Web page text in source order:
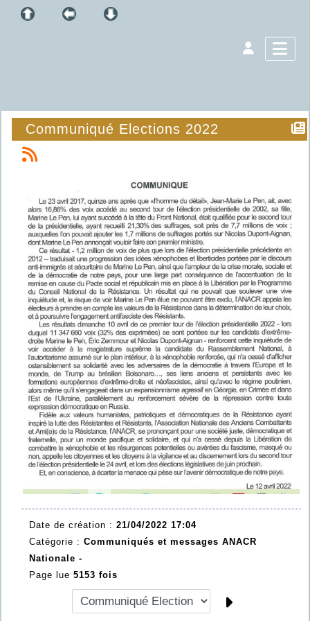
Communiqué Elections 2022
Date de création : 21/04/2022 17:04
Catégorie : Communiqués et messages ANACR
Nationale -
Page lue 5153 fois